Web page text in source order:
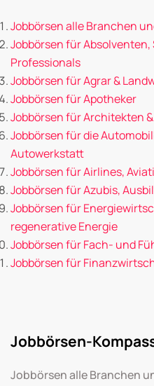
Jobbörsen alle Branchen
Jobbörsen für
Professionals
Jobbörsen für Agrar &
Jobbörsen für Apotheker
Jobbörsen für Architekten
Jobbörsen für die
Autowerkstatt
Jobbörsen für Airlines,
Jobbörsen für Azubis,
Jobbörsen für
regenerative Energie
Jobbörsen für Fach- und
Jobbörsen für
Jobbörsen-
Jobbörsen alle Branchen